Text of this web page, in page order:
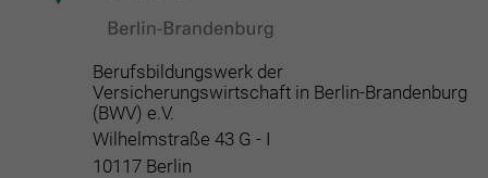
Berufsbildungswerk der
Versicherungswirtschaft in Berlin-Brandenburg
(BWV) e.V.
Wilhelmstraße 43 G - I
10117 Berlin